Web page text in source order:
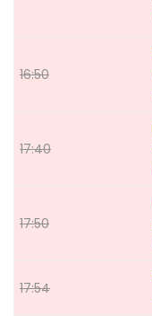
16:50
17:40
17:50
17:54